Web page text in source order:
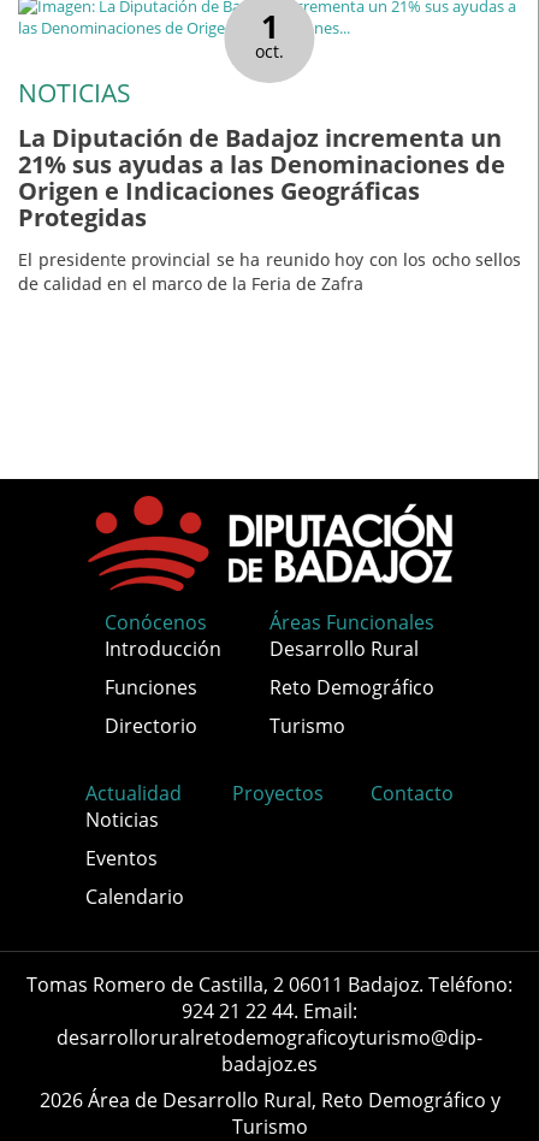
1
oct.
NOTICIAS
La Diputación de Badajoz incrementa un
21% sus ayudas a las Denominaciones de
Origen e Indicaciones Geográficas
Protegidas
El presidente provincial se ha reunido hoy con los ocho sellos
de calidad en el marco de la Feria de Zafra
Conócenos
Introducción
Funciones
Directorio
Áreas Funcionales
Desarrollo Rural
Reto Demográfico
Turismo
Actualidad
Noticias
Eventos
Calendario
Proyectos Contacto
Tomas Romero de Castilla, 2 06011 Badajoz. Teléfono:
924 21 22 44. Email:
desarrolloruralretodemograficoyturismo@dip-
badajoz.es
2026 Área de Desarrollo Rural, Reto Demográfico y
Turismo